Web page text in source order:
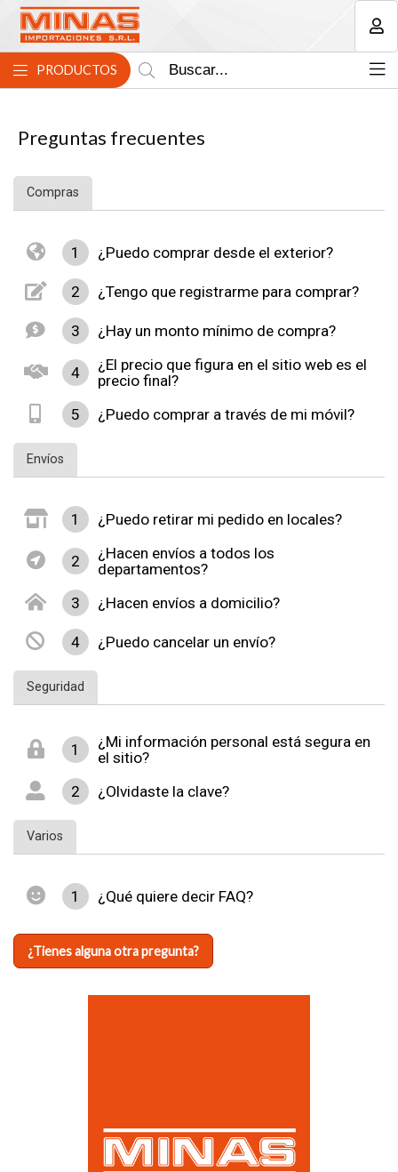
PRODUCTOS
Preguntas frecuentes
Compras
1 ¿Puedo comprar desde el exterior?
2 ¿Tengo que registrarme para comprar?
3 ¿Hay un monto mínimo de compra?
4
¿El precio que figura en el sitio web es el
precio final?
5
¿Puedo comprar a través de mi móvil?
Envíos
1 ¿Puedo retirar mi pedido en locales?
2
¿Hacen envíos a todos los
departamentos?
3
¿Hacen envíos a domicilio?
4 ¿Puedo cancelar un envío?
Seguridad
1
¿Mi información personal está segura en
el sitio?
2
¿Olvidaste la clave?
Varios
1 ¿Qué quiere decir FAQ?
¿Tienes alguna otra pregunta?